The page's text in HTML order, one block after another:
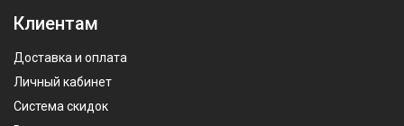
Клиентам
Доставка и оплата
Личный кабинет
Система скидок